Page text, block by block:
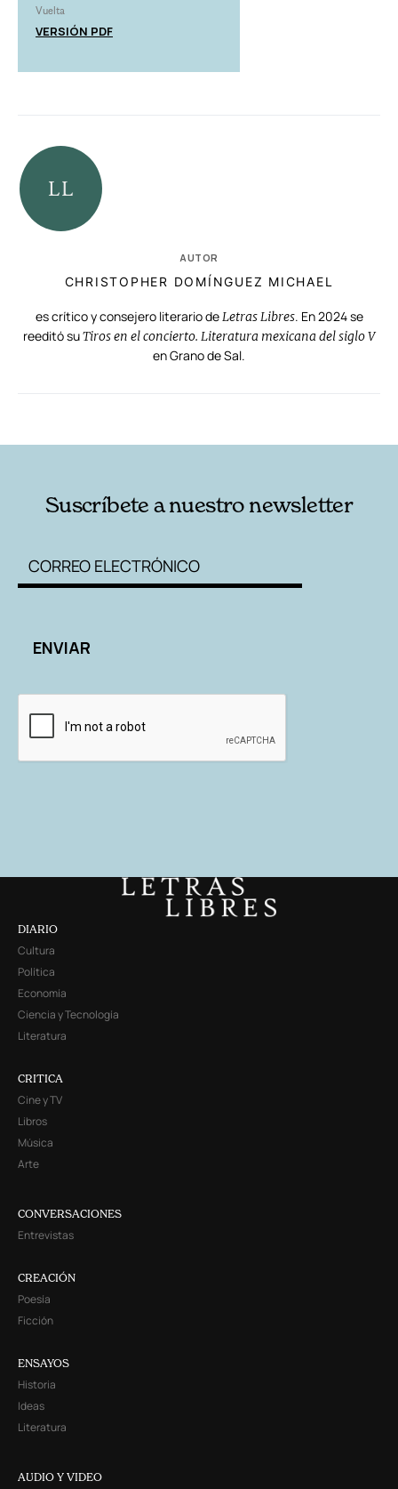
Vuelta
VERSIÓN PDF
AUTOR
CHRISTOPHER DOMÍNGUEZ MICHAEL
es crítico y consejero literario deLetras Libres. En 2024 se
reeditó suTiros en el concierto. Literatura mexicana del siglo V
en Grano de Sal.
Suscríbete a nuestro newsletter
DIARIO
Cultura
Política
Economía
Ciencia y Tecnología
Literatura
CRITICA
Cine y TV
Libros
Música
Arte
CONVERSACIONES
Entrevistas
CREACIÓN
Poesía
Ficción
ENSAYOS
Historia
Ideas
Literatura
AUDIO Y VIDEO